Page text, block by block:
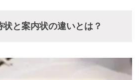
状と案内状の違いとは？